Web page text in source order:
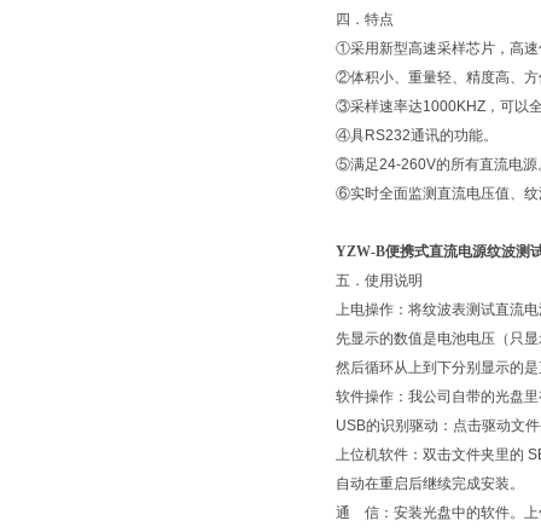
四．特点
①采用新型高速采样芯片，高
②体积小、重量轻、精度高、
③采样速率达1000KHZ，可以
④具RS232通讯的功能。
⑤满足24-260V的所有直流电
⑥实时全面监测直流电压值、
​YZW-B便携式直流电源纹波测
五．使用说明
上电操作：将纹波表测试直流
先显示的数值是电池电压（只
然后循环从上到下分别显示的
软件操作：我公司自带的光盘
USB的识别驱动：点击驱动文
上位机软件：双击文件夹里的
自动在重启后继续完成安装。
通 信：安装光盘中的软件。上